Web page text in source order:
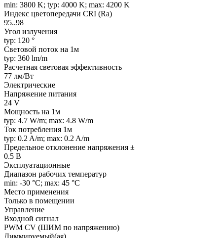
min: 3800 K; typ: 4000 K; max: 4200 K
Индекс цветопередачи CRI (Ra)
95..98
Угол излучения
typ: 120 °
Световой поток на 1м
typ: 360 lm/m
Расчетная световая эффективность
77 лм/Вт
Электрические
Напряжение питания
24 V
Мощность на 1м
typ: 4.7 W/m; max: 4.8 W/m
Ток потребления 1м
typ: 0.2 A/m; max: 0.2 A/m
Предельное отклонение напряжения ±
0.5 В
Эксплуатационные
Диапазон рабочих температур
min: -30 °C; max: 45 °C
Место применения
Только в помещении
Управление
Входной сигнал
PWM СV (ШИМ по напряжению)
Диммируемый(ая)